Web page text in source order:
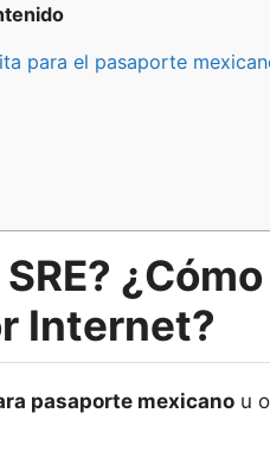
para el pasaporte
Internet?
pasaporte mexicano u